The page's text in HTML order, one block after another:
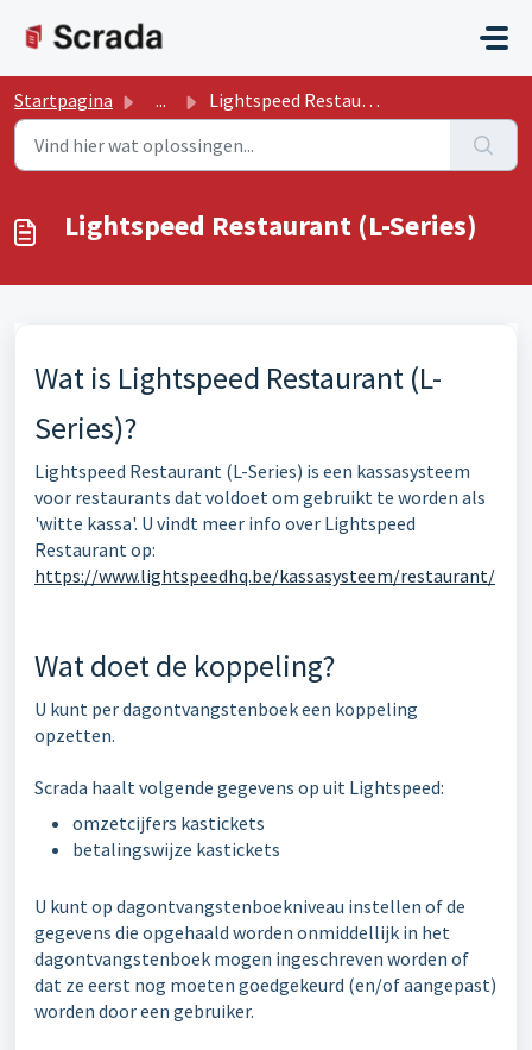
Startpagina ... Lightspeed Restaurant (L-Series)
Lightspeed Restaurant (L-Series)
Wat is Lightspeed Restaurant (L-
Series)?
Lightspeed Restaurant (L-Series) is een kassasysteem
voor restaurants dat voldoet om gebruikt te worden als
'witte kassa'. U vindt meer info over Lightspeed
Restaurant op:
https://www.lightspeedhq.be/kassasysteem/restaurant/
Wat doet de koppeling?
U kunt per dagontvangstenboek een koppeling
opzetten.
Scrada haalt volgende gegevens op uit Lightspeed:
omzetcijfers kastickets
betalingswijze kastickets
U kunt op dagontvangstenboekniveau instellen of de
gegevens die opgehaald worden onmiddellijk in het
dagontvangstenboek mogen ingeschreven worden of
dat ze eerst nog moeten goedgekeurd (en/of aangepast)
worden door een gebruiker.